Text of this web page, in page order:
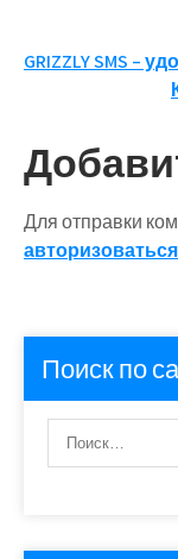
GRIZZLY SMS –
Для отправки
авторизоваться
Поиск по